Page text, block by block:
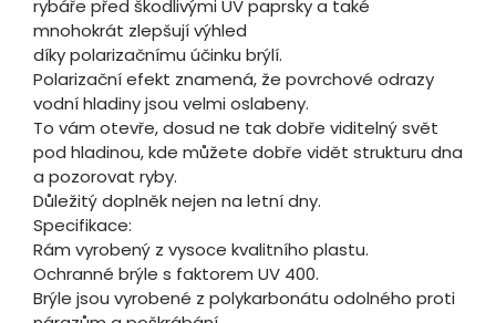
rybáře před škodlivými UV paprsky a také
mnohokrát zlepšují výhled
díky polarizačnímu účinku brýlí.
Polarizační efekt znamená, že povrchové odrazy
vodní hladiny jsou velmi oslabeny.
To vám otevře, dosud ne tak dobře viditelný svět
pod hladinou, kde můžete dobře vidět strukturu dna
a pozorovat ryby.
Důležitý doplněk nejen na letní dny.
Specifikace:
Rám vyrobený z vysoce kvalitního plastu.
Ochranné brýle s faktorem UV 400.
Brýle jsou vyrobené z polykarbonátu odolného proti